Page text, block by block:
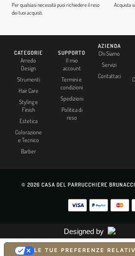
Per qualsiasi necessità puoi richiedere il reso
dei tuoi acquisti.
Acquista
CATEGORIE
Arredo
Design
Strumenti
Hair Care
Styling e
Finish
Estetica
Colorazione
e Tecnico
Barber
SUPPORTO
Il mio
account
Termini e
condizioni
Spedizioni
Politica di
reso
AZIENDA
Chi Siamo
Servizi
Contattaci
© 2026 CASA DEL PARRUCCHIERE
Designed by
LE TUE PREFERENZE